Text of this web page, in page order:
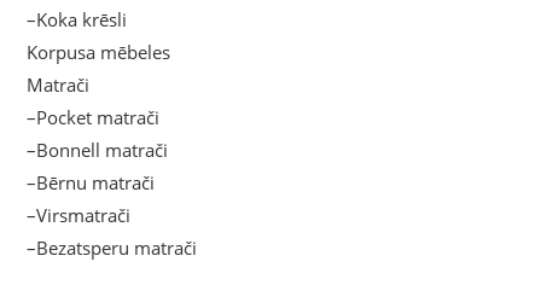
–Koka krēsli
Korpusa mēbeles
Matrači
–Pocket matrači
–Bonnell matrači
–Bērnu matrači
–Virsmatrači
–Bezatsperu matrači